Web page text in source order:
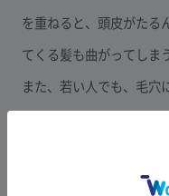
を重ねると、頭皮がたる
てくる髪も曲がってしま
また、若い人でも、毛穴
がかかると、ステロイド
こともあり、皮脂の分泌